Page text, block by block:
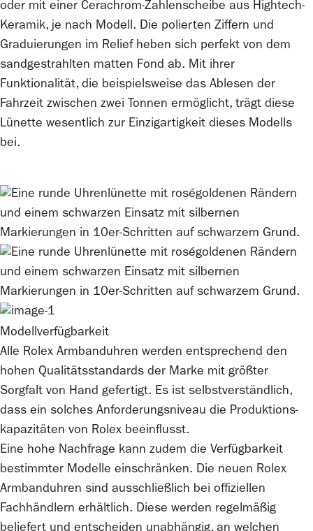
oder mit einer Cerachrom-Zahlenscheibe aus Hightech-
Keramik, je nach Modell. Die polierten Ziffern und
Graduierungen im Relief heben sich perfekt von dem
sandgestrahlten matten Fond ab. Mit ihrer
Funktionalität, die beispielsweise das Ablesen der
Fahrzeit zwischen zwei Tonnen ermöglicht, trägt diese
Lünette wesentlich zur Einzigartigkeit dieses Modells
bei.
Modellverfügbarkeit
Alle Rolex Armbanduhren werden entsprechend den
hohen Qualitätsstandards der Marke mit größter
Sorgfalt von Hand gefertigt. Es ist selbstverständlich,
dass ein solches Anforderungsniveau die Produktions­
kapazitäten von Rolex beeinflusst.
Eine hohe Nachfrage kann zudem die Verfügbarkeit
bestimmter Modelle einschränken. Die neuen Rolex
Armbanduhren sind ausschließlich bei offiziellen
Fachhändlern erhältlich. Diese werden regelmäßig